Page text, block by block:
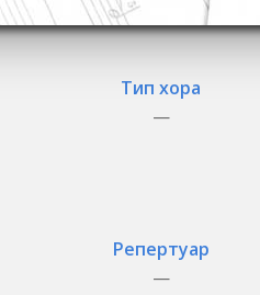
Тип хора
—
Репертуар
—